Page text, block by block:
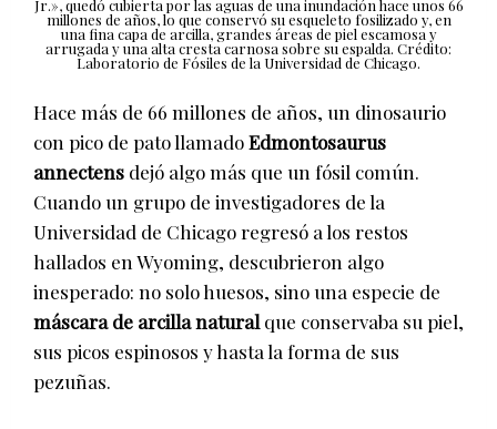
Jr.», quedó cubierta por las aguas de una inundación hace unos 66
millones de años, lo que conservó su esqueleto fosilizado y, en
una fina capa de arcilla, grandes áreas de piel escamosa y
arrugada y una alta cresta carnosa sobre su espalda. Crédito:
Laboratorio de Fósiles de la Universidad de Chicago.
Hace más de 66 millones de años, un dinosaurio
con pico de pato llamadoEdmontosaurus
annectens dejó algo más que un fósil común.
Cuando un grupo de investigadores de la
Universidad de Chicago regresó a los restos
hallados en Wyoming, descubrieron algo
inesperado: no solo huesos, sino una especie de
máscara de arcilla natural que conservaba su piel,
sus picos espinosos y hasta la forma de sus
pezuñas.